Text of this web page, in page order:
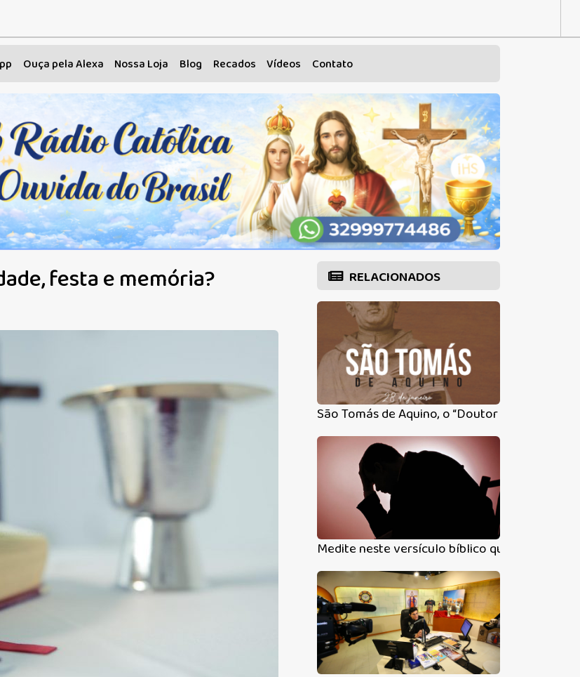
Ouça pela Alexa Nossa Loja Blog Recados Vídeos Contato
festa e memória? RELACIONADOS
São Tomás de Aquino, o “Doutor Angélico”
Medite neste versículo bíblico quando se